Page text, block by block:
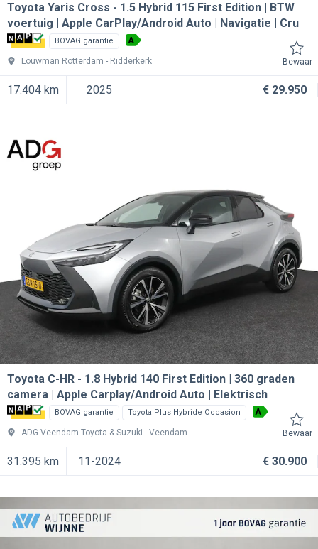
Toyota Yaris Cross
1.5 Hybrid 115 First Edition | BTW
voertuig | Apple CarPlay/Android Auto | Navigatie | Cru
BOVAG garantie A
Louwman Rotterdam Ridderkerk Bewaar
17.404 km 2025 € 29.950
Toyota C-HR
1.8 Hybrid 140 First Edition | 360 graden
camera | Apple Carplay/Android Auto | Elektrisch
BOVAG garantie Toyota Plus Hybride Occasion A
ADG Veendam Toyota & Suzuki Veendam Bewaar
31.395 km 11-2024 € 30.900